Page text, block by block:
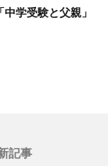
学受験と父親」
記事